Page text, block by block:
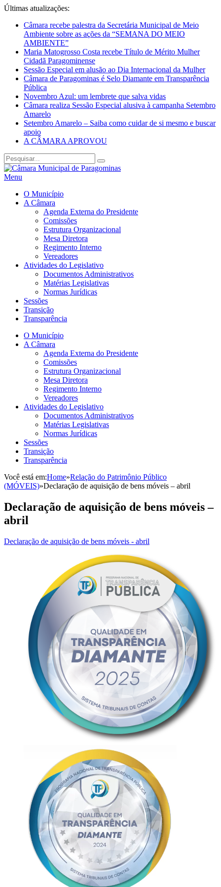
Últimas atualizações:
Câmara recebe palestra da Secretária Municipal de Meio
Ambiente sobre as ações da “SEMANA DO MEIO
AMBIENTE”
Maria Matogrosso Costa recebe Título de Mérito Mulher
Cidadã Paragominense
Sessão Especial em alusão ao Dia Internacional da Mulher
Câmara de Paragominas é Selo Diamante em Transparência
Pública
Novembro Azul: um lembrete que salva vidas
Câmara realiza Sessão Especial alusiva à campanha Setembro
Amarelo
Setembro Amarelo – Saiba como cuidar de si mesmo e buscar
apoio
A CÂMARA APROVOU
Menu
O Município
A Câmara
Agenda Externa do Presidente
Comissões
Estrutura Organizacional
Mesa Diretora
Regimento Interno
Vereadores
Atividades do Legislativo
Documentos Administrativos
Matérias Legislativas
Normas Jurídicas
Sessões
Transição
Transparência
O Município
A Câmara
Agenda Externa do Presidente
Comissões
Estrutura Organizacional
Mesa Diretora
Regimento Interno
Vereadores
Atividades do Legislativo
Documentos Administrativos
Matérias Legislativas
Normas Jurídicas
Sessões
Transição
Transparência
Você está em:Home»Relação do Patrimônio Público
(MÓVEIS)»Declaração de aquisição de bens móveis – abril
Declaração de aquisição de bens móveis –
abril
Declaração de aquisição de bens móveis - abril